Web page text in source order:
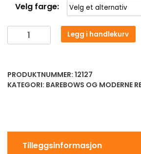
Velg farge:
Legg i handlekurv
PRODUKTNUMMER: 12127
KATEGORI: BAREBOWS OG MODERNE
Tilleggsinformasjon